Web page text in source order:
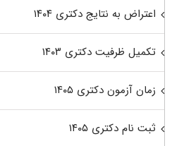
اعتراض به نتایج دکتری ۱۴۰۴
تکمیل ظرفیت دکتری ۱۴۰۳
زمان آزمون دکتری ۱۴۰۵
ثبت نام دکتری ۱۴۰۵